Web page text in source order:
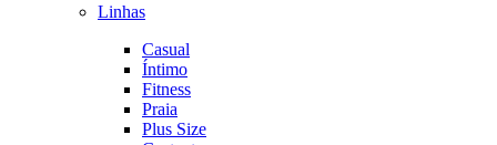
Linhas
Casual
Íntimo
Fitness
Praia
Plus Size